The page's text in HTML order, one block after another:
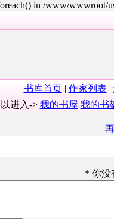
in /www/wwwroot/
书库首页| 作家列表 |
进入-> 我的书屋 我的书
* 你没